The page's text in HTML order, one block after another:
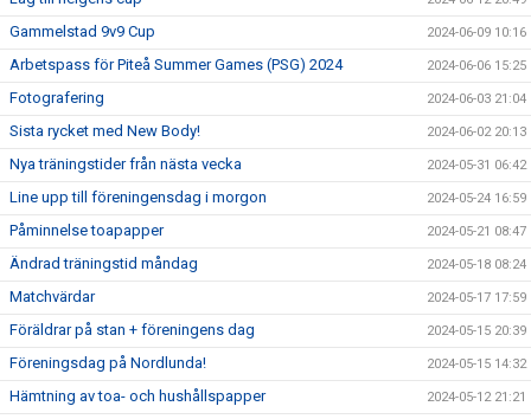
Gammelstad 9v9 Cup 2024-06-09 10:16
Arbetspass för Piteå Summer Games (PSG) 2024 2024-06-06 15:25
Fotografering 2024-06-03 21:04
Sista rycket med New Body! 2024-06-02 20:13
Nya träningstider från nästa vecka 2024-05-31 06:42
Line upp till föreningensdag i morgon 2024-05-24 16:59
Påminnelse toapapper 2024-05-21 08:47
Ändrad träningstid måndag 2024-05-18 08:24
Matchvärdar 2024-05-17 17:59
Föräldrar på stan + föreningens dag 2024-05-15 20:39
Föreningsdag på Nordlunda! 2024-05-15 14:32
Hämtning av toa- och hushållspapper 2024-05-12 21:21